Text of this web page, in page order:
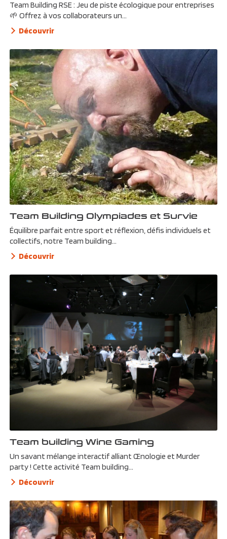
Team Building RSE : Jeu de piste écologique pour entreprises
🌱 Offrez à vos collaborateurs un...
Découvrir
Team Building Olympiades et Survie
Équilibre parfait entre sport et réflexion, défis individuels et
collectifs, notre Team building...
Découvrir
Team building Wine Gaming
Un savant mélange interactif alliant Œnologie et Murder
party ! Cette activité Team building...
Découvrir